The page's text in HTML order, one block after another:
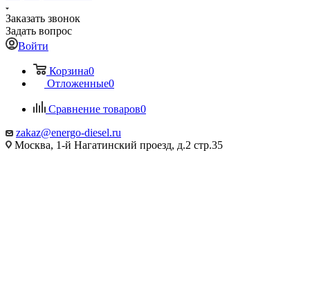
Заказать звонок
Задать вопрос
Войти
Корзина0
Отложенные0
Сравнение товаров0
zakaz@energo-diesel.ru
Москва, 1-й Нагатинский проезд, д.2 стр.35